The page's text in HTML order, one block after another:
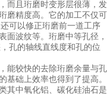
而且珩磨时变形层很薄，发
磨精度高。它的加工不仅可
可以修正珩磨前一道工序
面波纹等。珩磨中等孔径，
孔的轴线直线度和孔的位
较快的去除珩磨余量与孔
基础上效率也得到了提高。
其中氧化铝、碳化硅油石是